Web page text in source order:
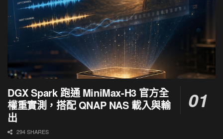
DGX Spark 跑通 MiniMax-H3 官方全
權重實測，搭配 QNAP NAS 載入與輸
出
294 SHARES